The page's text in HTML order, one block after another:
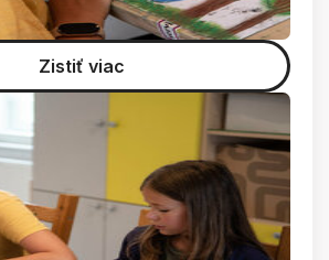
Zistiť viac